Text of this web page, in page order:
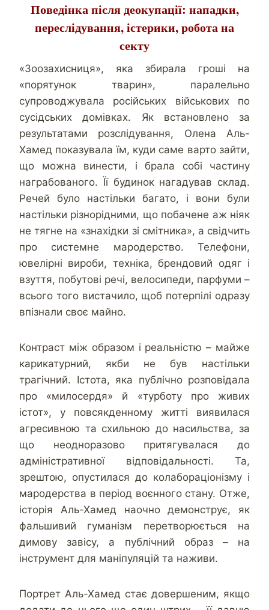
Поведінка після деокупації: нападки,
переслідування, істерики, робота на
секту
«Зоозахисниця», яка збирала гроші на
«порятунок тварин», паралельно
супроводжувала російських військових по
сусідських домівках. Як встановлено за
результатами розслідування, Олена Аль-
Хамед показувала їм, куди саме варто зайти,
що можна винести, і брала собі частину
награбованого. Її будинок нагадував склад.
Речей було настільки багато, і вони були
настільки різнорідними, що побачене аж ніяк
не тягне на «знахідки зі смітника», а свідчить
про системне мародерство. Телефони,
ювелірні вироби, техніка, брендовий одяг і
взуття, побутові речі, велосипеди, парфуми –
всього того вистачило, щоб потерпілі одразу
впізнали своє майно.
Контраст між образом і реальністю – майже
карикатурний, якби не був настільки
трагічний. Істота, яка публічно розповідала
про «милосердя» й «турботу про живих
істот», у повсякденному житті виявилася
агресивною та схильною до насильства, за
що неодноразово притягувалася до
адміністративної відповідальності. Та,
зрештою, опустилася до колабораціонізму і
мародерства в період воєнного стану. Отже,
історія Аль-Хамед наочно демонструє, як
фальшивий гуманізм перетворюється на
димову завісу, а публічний образ – на
інструмент для маніпуляцій та наживи.
Портрет Аль-Хамед стає довершеним, якщо